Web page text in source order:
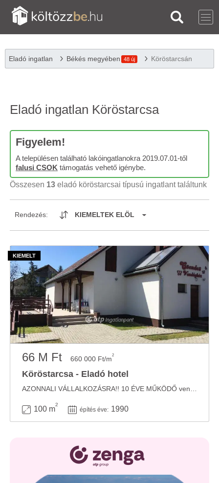
Eladó ingatlan Békés megyében 48 új Köröstarcsán
Eladó ingatlan Köröstarcsa
Figyelem!
A településen található lakóingatlanokra 2019.07.01-től
falusi CSOK támogatás vehető igénybe.
Összesen 13 eladó köröstarcsai típusú ingatlant találtunk
Rendezés: KIEMELTEK ELÖL
66 M Ft 660 000 Ft/m2
Köröstarcsa - Eladó hotel
100 m
2
építés éve: 1990